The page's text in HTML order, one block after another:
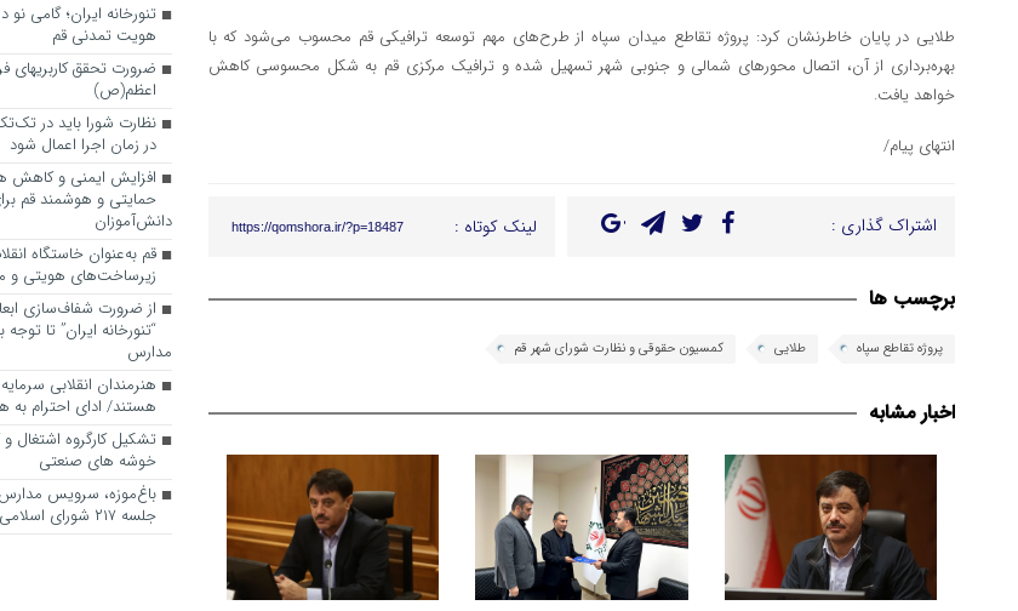
طلایی در پایان خاطرنشان کرد: پروژه تقاطع میدان سپاه از طرح‌های مهم توسعه ترافیکی قم محسوب می‌شود که با
بهره‌برداری از آن، اتصال محورهای شمالی و جنوبی شهر تسهیل شده و ترافیک مرکزی قم به شکل محسوسی کاهش
خواهد یافت.
انتهای پیام/
اشتراک گذاری : لینک کوتاه : https://qomshora.ir/?p=18487
برچسب ها
پروژه تقاطع سپاه طلایی کمسیون حقوقی و نظارت شورای شهر قم
اخبار مشابه
تنورخانه ایران؛ گامی
هویت تمدنی قم
ضرورت تحقق کاربری­های
اعظم(ص)
نظارت شورا باید در
در زمان اجرا اعمال شود
افزایش ایمنی و کاهش
حمایتی و هوشمند قم
دانش‌آموزان
قم به‌عنوان خاستگاه
زیرساخت‌های هویتی و
از ضرورت شفاف‌سازی
“تنورخانه ایران” تا
مدارس
هنرمندان انقلابی
هستند/ ادای احترام به
تشکیل کارگروه اشتغال و
خوشه های صنعتی
باغ‌موزه، سرویس
جلسه ۲۱۷ شورای اسلامی شهر قم